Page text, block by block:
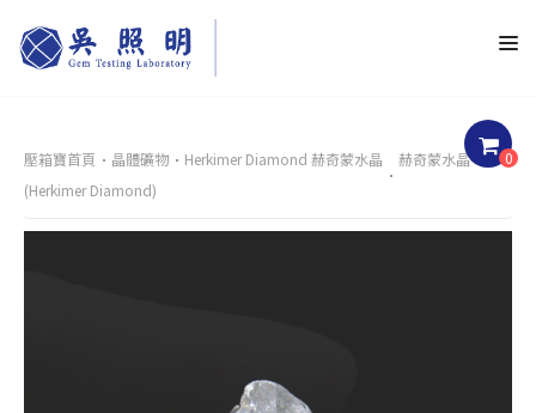
0
壓箱寶首頁 晶體礦物 Herkimer Diamond 赫奇蒙水晶
赫奇蒙水晶
(Herkimer Diamond)